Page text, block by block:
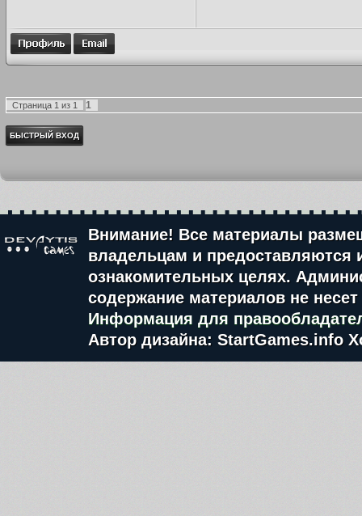
Страница 1 из 1 1
Внимание! Все материалы
владельцам и предоставляются
ознакомительных целях.
содержание материалов не
Информация для
Автор дизайна: StartGames.info